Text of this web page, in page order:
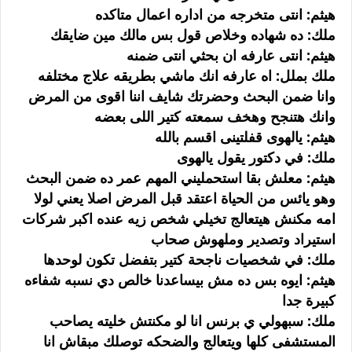
هيثم: انتى متخرجه من اداره اعمال متاكده
ملك: ده شهاده وخلاص قول بس مالك مين ضايقك
هيثم: انتى عارفه ان بحثي انتى ضمنه
ملك بملل: اه عارفه انك ماشي بطريقه علاج مختلفه
وانا ضمن البحث وحضرتك شايف اننا اقوى من المرض
وانك هتنجح وهخف سمعته كتير اللى بعضه
هيثم: يالهوى قفلتينى اقسم بالله
ملك: في دكتور يقول يالهوى
هيثم: معلش بقا استحمليني المهم عمر ده ضمن البحث
وهو يائس من الحياة اعتقد قبل المرض اصلا يعني لولا
امه مكنش هيتعالج تخيلي شخص زيه عنده اكبر شركات
استيراد وتصدير وملهوش صحاب
ملك: في شخصيات ناجحة كتير بتفضل تكون لوحدها
هيثم: ايوه بس ده مش بيساعدنا خالص دي نسبه شفاءه
كبيرة جدا
ملك: سبهولي ي برنس انا لو مكنتش خليته يصاحب
المستشفى كلها ويتعالج والضحكه توصلك مبقاش انا